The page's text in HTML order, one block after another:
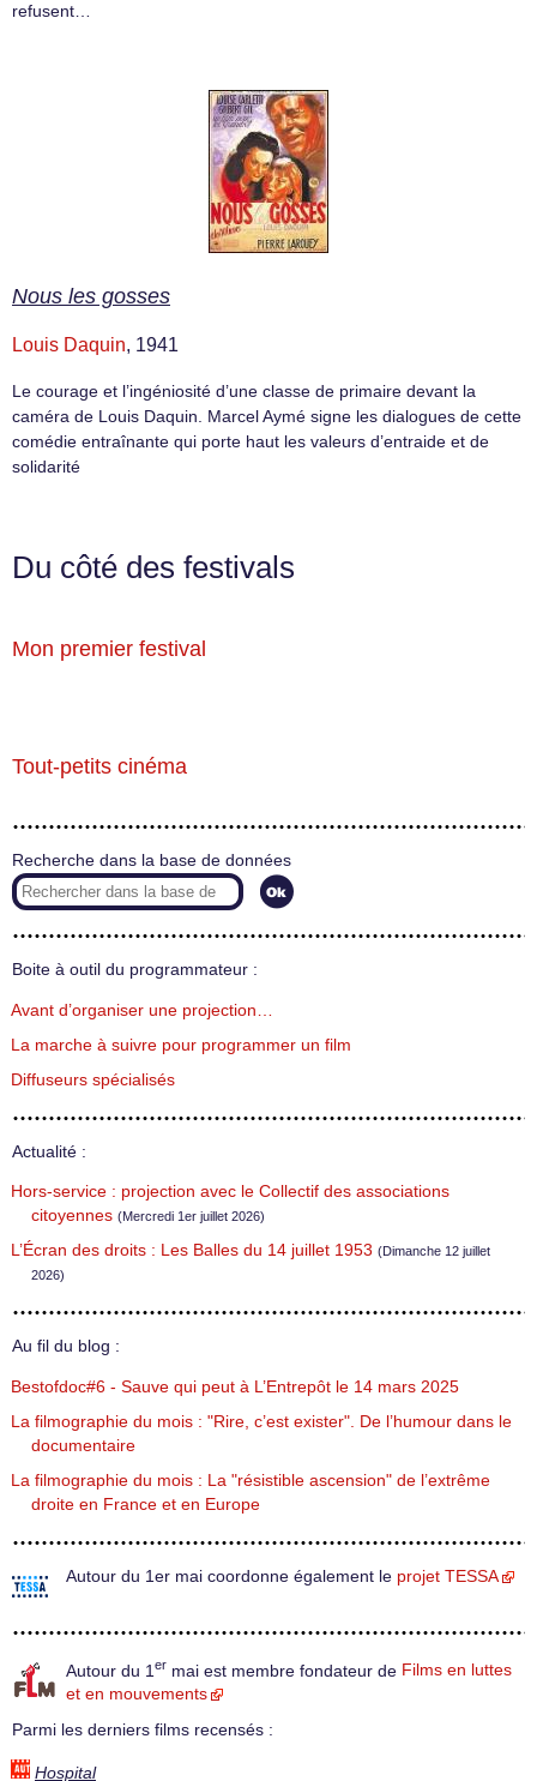
refusent…
Nous les gosses
Louis Daquin, 1941
Le courage et l’ingéniosité d’une classe de primaire devant la
caméra de Louis Daquin. Marcel Aymé signe les dialogues de cette
comédie entraînante qui porte haut les valeurs d’entraide et de
solidarité
Du côté des festivals
Mon premier festival
Tout-petits cinéma
Recherche dans la base de données
Boite à outil du programmateur :
Avant d’organiser une projection…
La marche à suivre pour programmer un film
Diffuseurs spécialisés
Actualité :
Hors-service : projection avec le Collectif des associations
citoyennes (Mercredi 1er juillet 2026)
L’Écran des droits : Les Balles du 14 juillet 1953 (Dimanche 12 juillet
2026)
Au fil du blog :
Bestofdoc#6 - Sauve qui peut à L’Entrepôt le 14 mars 2025
La filmographie du mois : "Rire, c’est exister". De l’humour dans le
documentaire
La filmographie du mois : La "résistible ascension" de l’extrême
droite en France et en Europe
Autour du 1er mai coordonne également le projet TESSA
Autour du 1 er mai est membre fondateur de Films en luttes
et en mouvements
Parmi les derniers films recensés :
Hospital